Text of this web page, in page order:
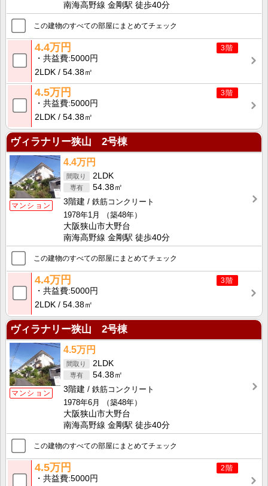
南海高野線 金剛駅 徒歩40分
この建物のすべての部屋にまとめてチェック
3階
4.4万円
共益費 5000円
2LDK
54.38㎡
3階
4.5万円
共益費 5000円
2LDK
54.38㎡
ヴィラナリー狭山 2号棟
マンション
4.4万円
2LDK
54.38㎡
3階建
鉄筋コンクリート
1978年1月
（築48年）
大阪狭山市大野台
南海高野線 金剛駅 徒歩40分
この建物のすべての部屋にまとめてチェック
3階
4.4万円
共益費 5000円
2LDK
54.38㎡
ヴィラナリー狭山 2号棟
マンション
4.5万円
2LDK
54.38㎡
3階建
鉄筋コンクリート
1978年6月
（築48年）
大阪狭山市大野台
南海高野線 金剛駅 徒歩40分
この建物のすべての部屋にまとめてチェック
2階
4.5万円
共益費 5000円